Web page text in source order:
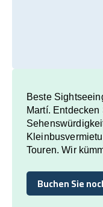
Beste
Martí.
Touren. Wir
Buchen Sie
Buchen Sie